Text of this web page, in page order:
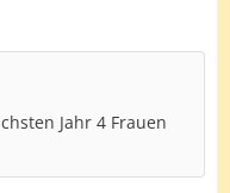
Jahr 4 Frauen